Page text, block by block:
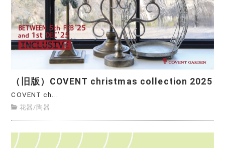
（旧版）COVENT christmas collection 2025
COVENT ch...
花器 / 陶器